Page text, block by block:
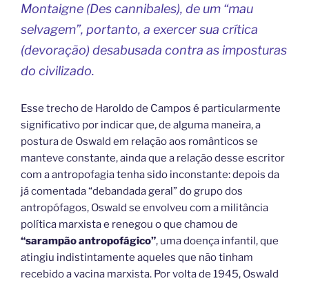
Montaigne (Des cannibales), de um “mau
selvagem”, portanto, a exercer sua crítica
(devoração) desabusada contra as imposturas
do civilizado.
Esse trecho de Haroldo de Campos é particularmente
significativo por indicar que, de alguma maneira, a
postura de Oswald em relação aos românticos se
manteve constante, ainda que a relação desse escritor
com a antropofagia tenha sido inconstante: depois da
já comentada “debandada geral” do grupo dos
antropófagos, Oswald se envolveu com a militância
política marxista e renegou o que chamou de
“sarampão antropofágico”, uma doença infantil, que
atingiu indistintamente aqueles que não tinham
recebido a vacina marxista. Por volta de 1945, Oswald